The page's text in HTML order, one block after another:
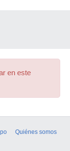
en este
Quiénes somos